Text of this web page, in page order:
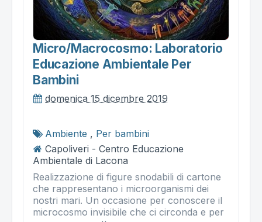
Micro/macrocosmo: Laboratorio
Educazione Ambientale Per
Bambini
domenica 15 dicembre 2019
Ambiente , Per bambini
Capoliveri - Centro Educazione
Ambientale di Lacona
Realizzazione di figure snodabili di cartone
che rappresentano i microorganismi dei
nostri mari. Un occasione per conoscere il
microcosmo invisibile che ci circonda e per